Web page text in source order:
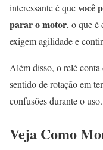
interessante é quevocê
parar o motor, o que é
exigem agilidade e
Além disso, o relé conta
sentido de rotação em
confusões durante o uso.
Veja Como